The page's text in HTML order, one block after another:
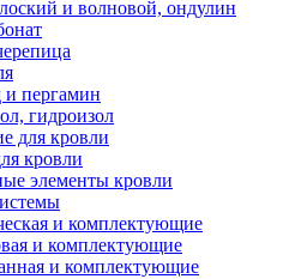
и волновой, ондулин
и пергамин
гидроизол
для кровли
кровли
элементы кровли
и комплектующие
и комплектующие
и комплектующие